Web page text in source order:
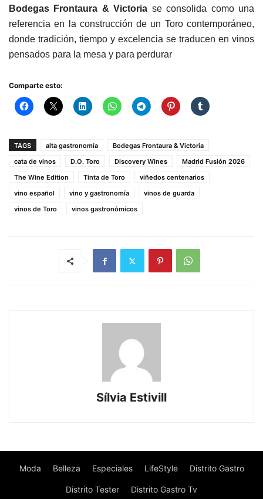
Bodegas Frontaura & Victoria se consolida como una
referencia en la construcción de un Toro contemporáneo,
donde tradición, tiempo y excelencia se traducen en vinos
pensados para la mesa y para perdurar
Comparte esto:
TAGS alta gastronomía
Bodegas Frontaura & Victoria
cata de vinos
D.O. Toro Discovery Wines
Madrid Fusión 2026
The Wine Edition
Tinta de Toro
viñedos centenarios
vino español
vino y gastronomía
vinos de guarda
vinos de Toro
vinos gastronómicos
Sílvia Estivill
Moda Belleza Especiales LifeStyle Distrito Gastro
Distrito Tester Distrito Gastro Tv